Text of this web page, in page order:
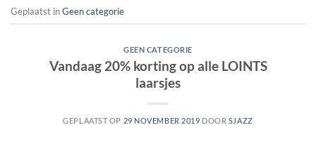
Geplaatst inGeen categorie
GEEN CATEGORIE
Vandaag 20% korting op alle LOINTS
laarsjes
GEPLAATST OP 29 NOVEMBER 2019 DOOR SJAZZ